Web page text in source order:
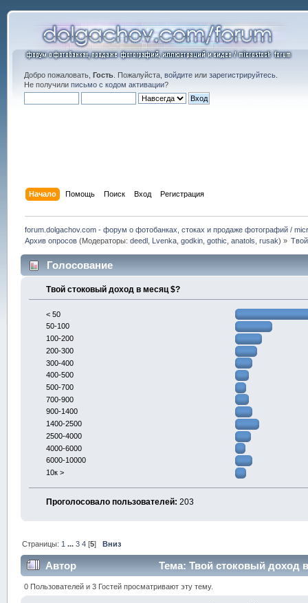
Добро пожаловать, Гость. Пожалуйста, войдитеили зарегистрируйтесь.
Не получили письмо с кодом активации?
Начало Помощь Поиск Вход Регистрация
forum.dolgachov.com - форум о фотобанках, стоках и продаже фотографий /
Архив опросов (Модераторы:deedl Lvenka ,godkin ,gothic ,anatols ,rusak) »
Голосование
Твой стоковый доход в месяц $?
< 50
50-100
100-200
200-300
300-400
400-500
500-700
700-900
900-1400
1400-2500
2500-4000
4000-6000
6000-10000
10к >
Проголосовало пользователей: 203
Страницы: 1 ...3 4 [5]Вниз
Автор Тема: Твой стоковый доход
0 Пользователей и 3 Гостей просматривают эту тему.